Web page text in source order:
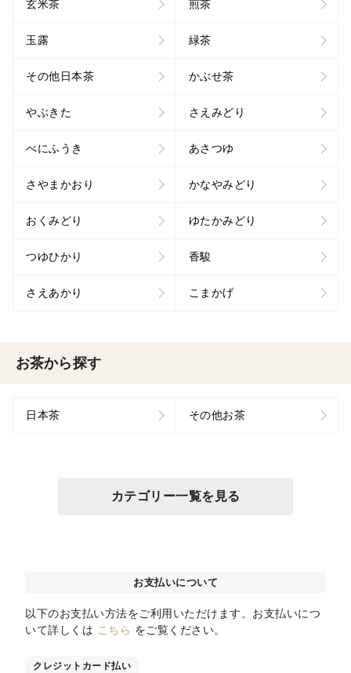
玄米茶 煎茶
玉露 緑茶
その他日本茶 かぶせ茶
やぶきた さえみどり
べにふうき あさつゆ
さやまかおり かなやみどり
おくみどり ゆたかみどり
つゆひかり 香駿
さえあかり こまかげ
お茶から探す
日本茶 その他お茶
カテゴリー一覧を見る
お支払いについて
以下のお支払い方法をご利用いただけます。お支払いにつ
いて詳しくは こちら をご覧ください。
クレジットカード払い